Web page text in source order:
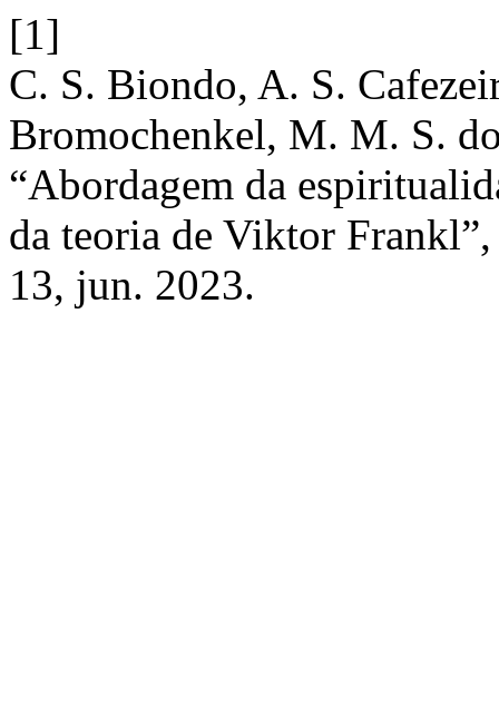
[1]
C. S. Biondo, A. S.
Bromochenkel, M. M. S.
“Abordagem da
da teoria de Viktor
13, jun. 2023.